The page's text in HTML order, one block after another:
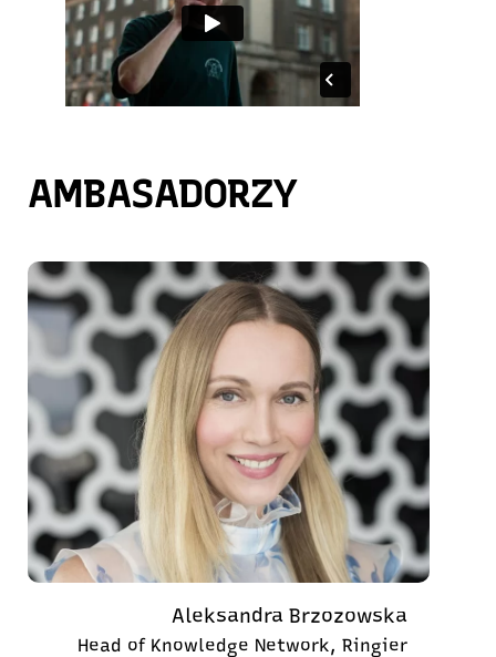
AMBASADORZY
Aleksandra Brzozowska
Head of Knowledge Network, Ringier